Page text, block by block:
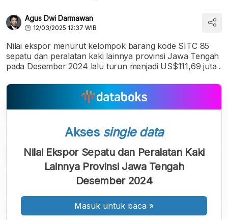
Agus Dwi Darmawan
12/03/2025 12:37 WIB
Nilai ekspor menurut kelompok barang kode SITC 85
sepatu dan peralatan kaki lainnya provinsi Jawa Tengah
pada Desember 2024 lalu turun menjadi US$111,69 juta .
Akses single data
Nilai Ekspor Sepatu dan Peralatan Kaki
Lainnya Provinsi Jawa Tengah
Desember 2024
Masuk untuk baca »